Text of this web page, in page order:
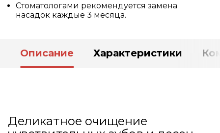
Стоматологами рекомендуется замена
насадок каждые 3 месяца.
Описание Характеристики
Деликатное очищение